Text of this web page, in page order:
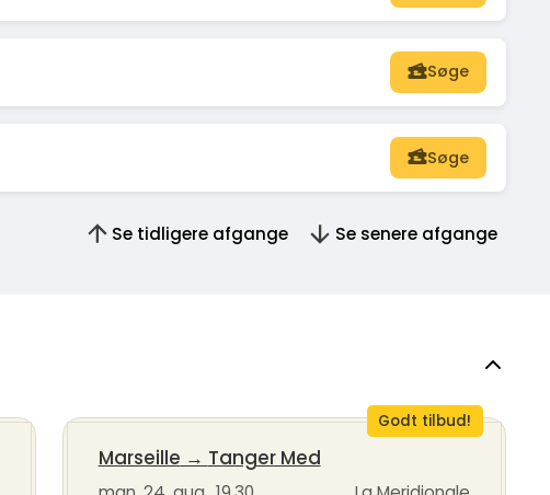
Søge
Søge
Se tidligere afgange Se senere afgange
Godt tilbud!
Marseille → Tanger Med